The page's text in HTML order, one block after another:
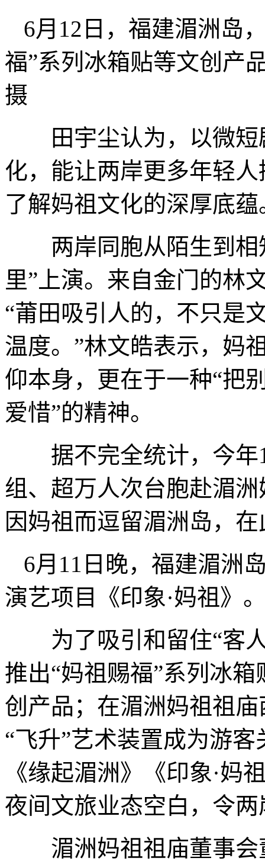
6月12日，福建湄洲岛
福”系列冰箱贴等文创
摄
田宇尘认为，以微短
化，能让两岸更多年轻
了解妈祖文化的深厚底蕴
两岸同胞从陌生到相
里”上演。来自金门的林
“莆田吸引人的，不只是
温度。”林文皓表示，妈
仰本身，更在于一种“把
爱惜”的精神。
据不完全统计，今年1
组、超万人次台胞赴湄
因妈祖而逗留湄洲岛，
6月11日晚，福建湄洲
演艺项目《印象·妈祖》
为了吸引和留住“客人
推出“妈祖赐福”系列冰
创产品；在湄洲妈祖祖
“飞升”艺术装置成为游
《缘起湄洲》《印象·妈
夜间文旅业态空白，令
湄洲妈祖祖庙董事会